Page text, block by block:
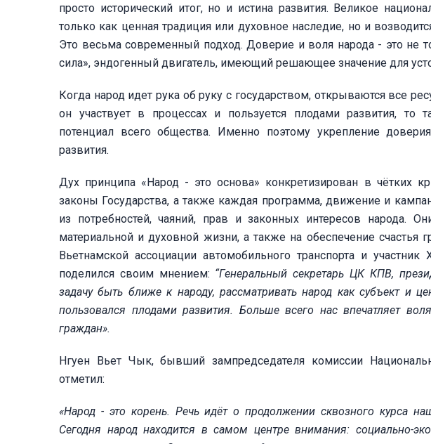
просто исторический итог, но и истина развития. Великое
только как ценная традиция или духовное наследие, но и
Это весьма современный подход. Доверие и воля народа - это не
сила», эндогенный двигатель, имеющий решающее значение для
Когда народ идет рука об руку с государством, открываются все
он участвует в процессах и пользуется плодами развития, то
потенциал всего общества. Именно поэтому укрепление
развития.
Дух принципа «Народ - это основа» конкретизирован в чётких
законы Государства, а также каждая программа, движение и
из потребностей, чаяний, прав и законных интересов народа.
материальной и духовной жизни, а также на обеспечение счастья
Вьетнамской ассоциации автомобильного транспорта и
поделился своим мнением: “Генеральный секретарь ЦК КПВ,
задачу быть ближе к народу, рассматривать народ как субъект и
пользовался плодами развития. Больше всего нас впечатляет
граждан».
Нгуен Вьет Чык, бывший зампредседателя комиссии
отметил:
«Народ - это корень. Речь идёт о продолжении сквозного курса
Сегодня народ находится в самом центре внимания: социально-